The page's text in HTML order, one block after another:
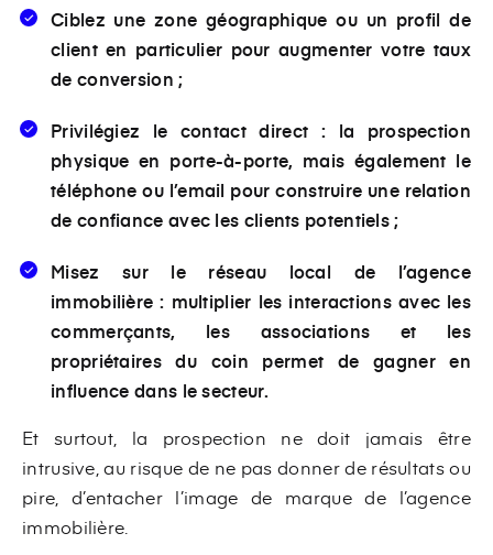
Ciblez une zone géographique ou un profil de
client en particulier pour augmenter votre taux
de conversion ;
Privilégiez le contact direct : la prospection
physique en porte-à-porte, mais également le
téléphone ou l’email pour construire une relation
de confiance avec les clients potentiels ;
Misez sur le réseau local de l’agence
immobilière : multiplier les interactions avec les
commerçants, les associations et les
propriétaires du coin permet de gagner en
influence dans le secteur.
Et surtout, la prospection ne doit jamais être
intrusive, au risque de ne pas donner de résultats ou
pire, d’entacher l’image de marque de l’agence
immobilière.